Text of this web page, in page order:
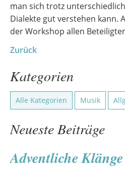
man sich trotz
Dialekte gut verstehen kann.
der Workshop allen
Zurück
Kategorien
Alle Kategorien Musik
Neueste Beiträge
Adventliche